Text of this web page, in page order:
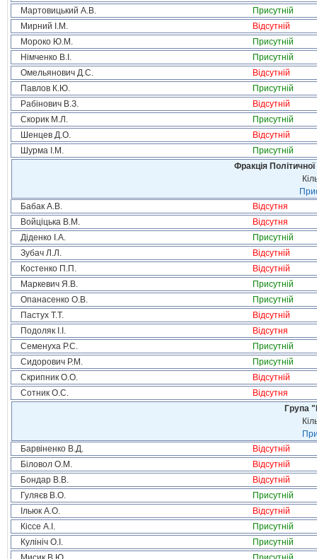
Мартовицький А.В.
Присутній
Мирний І.М.
Відсутній
Мороко Ю.М.
Присутній
Німченко В.І.
Присутній
Омельянович Д.С.
Відсутній
Павлов К.Ю.
Присутній
Рабінович В.З.
Відсутній
Скорик М.Л.
Присутній
Шенцев Д.О.
Відсутній
Шурма І.М.
Присутній
Фракція
Бабак А.В.
Відсутня
Войціцька В.М.
Відсутня
Діденко І.А.
Присутній
Зубач Л.Л.
Відсутній
Костенко П.П.
Відсутній
Маркевич Я.В.
Присутній
Опанасенко О.В.
Присутній
Пастух Т.Т.
Відсутній
Подоляк І.І.
Відсутня
Семенуха Р.С.
Присутній
Сидорович Р.М.
Присутній
Скрипник О.О.
Відсутній
Сотник О.С.
Відсутня
Група
Барвіненко В.Д.
Відсутній
Біловол О.М.
Відсутній
Бондар В.В.
Відсутній
Гуляєв В.О.
Присутній
Ільюк А.О.
Відсутній
Кіссе А.І.
Присутній
Кулініч О.І.
Присутній